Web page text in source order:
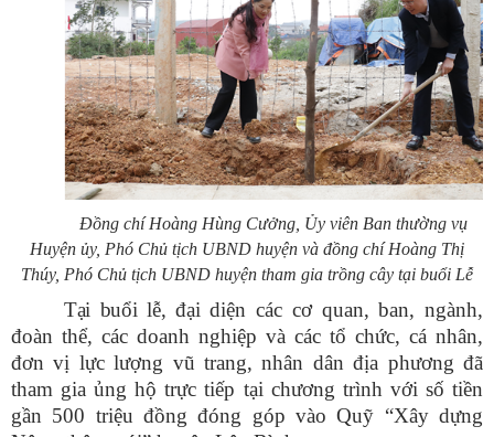
Đồng chí Hoàng Hùng Cưởng, Ủy viên Ban thường vụ
Huyện ủy, Phó Chủ tịch UBND huyện và đồng chí Hoàng Thị
Thúy, Phó Chủ tịch UBND huyện tham gia trồng cây tại buổi Lễ
Tại buổi lễ, đại diện các cơ quan, ban, ngành,
đoàn thể, các doanh nghiệp và các tổ chức, cá nhân,
đơn vị lực lượng vũ trang, nhân dân địa phương đã
tham gia ủng hộ trực tiếp tại chương trình với số tiền
gần 500 triệu đồng đóng góp vào Quỹ “Xây dựng